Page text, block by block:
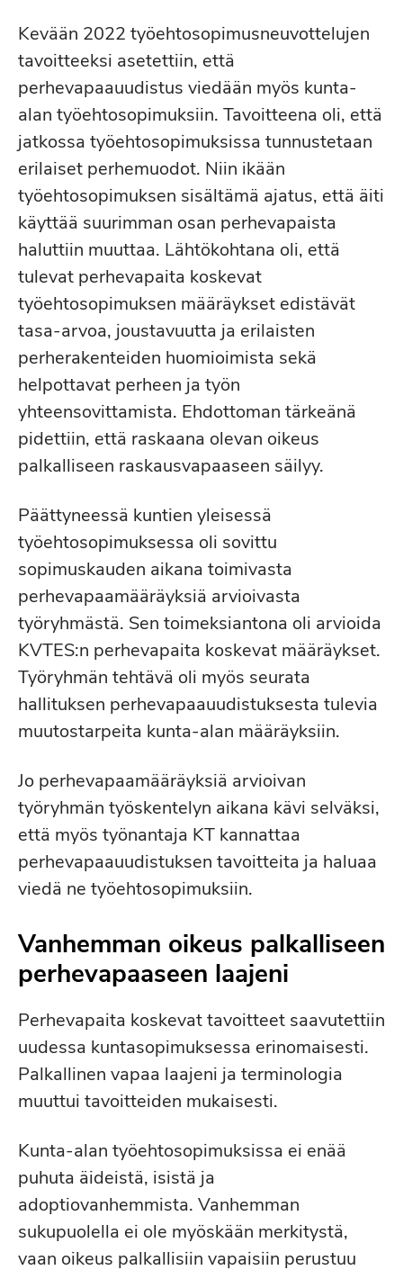
Kevään 2022 työehtosopimusneuvottelujen
tavoitteeksi asetettiin, että
perhevapaauudistus viedään myös kunta-
alan työehtosopimuksiin. Tavoitteena oli, että
jatkossa työehtosopimuksissa tunnustetaan
erilaiset perhemuodot. Niin ikään
työehtosopimuksen sisältämä ajatus, että äiti
käyttää suurimman osan perhevapaista
haluttiin muuttaa. Lähtökohtana oli, että
tulevat perhevapaita koskevat
työehtosopimuksen määräykset edistävät
tasa-arvoa, joustavuutta ja erilaisten
perherakenteiden huomioimista sekä
helpottavat perheen ja työn
yhteensovittamista. Ehdottoman tärkeänä
pidettiin, että raskaana olevan oikeus
palkalliseen raskausvapaaseen säilyy.
Päättyneessä kuntien yleisessä
työehtosopimuksessa oli sovittu
sopimuskauden aikana toimivasta
perhevapaamääräyksiä arvioivasta
työryhmästä. Sen toimeksiantona oli arvioida
KVTES:n perhevapaita koskevat määräykset.
Työryhmän tehtävä oli myös seurata
hallituksen perhevapaauudistuksesta tulevia
muutostarpeita kunta-alan määräyksiin.
Jo perhevapaamääräyksiä arvioivan
työryhmän työskentelyn aikana kävi selväksi,
että myös työnantaja KT kannattaa
perhevapaauudistuksen tavoitteita ja haluaa
viedä ne työehtosopimuksiin.
Vanhemman oikeus palkalliseen
perhevapaaseen laajeni
Perhevapaita koskevat tavoitteet saavutettiin
uudessa kuntasopimuksessa erinomaisesti.
Palkallinen vapaa laajeni ja terminologia
muuttui tavoitteiden mukaisesti.
Kunta-alan työehtosopimuksissa ei enää
puhuta äideistä, isistä ja
adoptiovanhemmista. Vanhemman
sukupuolella ei ole myöskään merkitystä,
vaan oikeus palkallisiin vapaisiin perustuu